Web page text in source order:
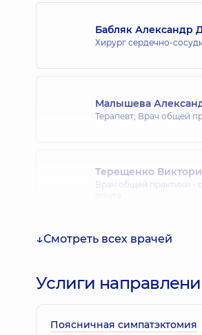
Бабляк Александр
Хирург сердечно-
Малышева
Терапевт; Врач общей
Терещенко
Врач общей практики -
Смотреть всех врачей
Услиги
Поясничная симпатэктомия